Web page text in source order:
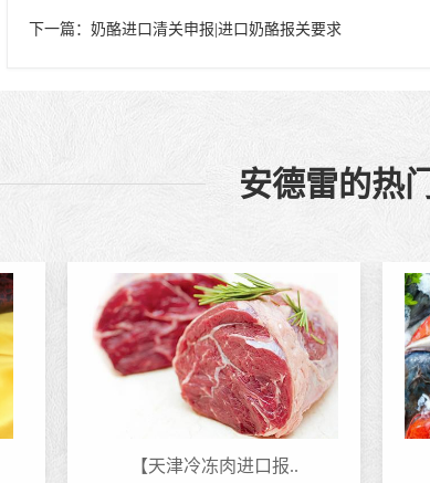
下一篇： 奶酪进口清关申报|进口奶酪报关要求
安德雷的热
【天津冷冻肉进口报..